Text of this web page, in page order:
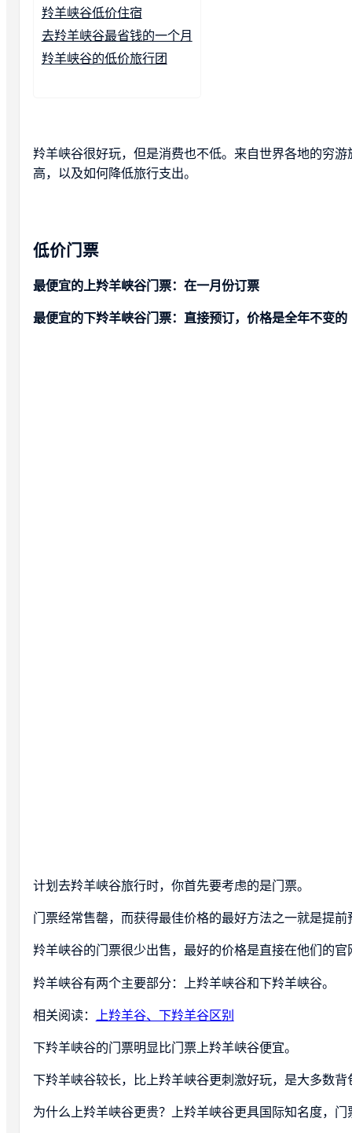
羚羊峡谷低价住宿
去羚羊峡谷最省钱的一个月
羚羊峡谷的低价旅行团
羚羊峡谷很好玩，但是消费也不低。来自世界各地的穷
高，以及如何降低旅行支出。
低价门票
最便宜的上羚羊峡谷门票：在一月份订票
最便宜的下羚羊峡谷门票：直接预订，价格是全年不变的
计划去羚羊峡谷旅行时，你首先要考虑的是门票。
门票经常售罄，而获得最佳价格的最好方法之一就是提
羚羊峡谷的门票很少出售，最好的价格是直接在他们的官
羚羊峡谷有两个主要部分：上羚羊峡谷和下羚羊峡谷。
相关阅读： 上羚羊谷、下羚羊谷区别
下羚羊峡谷的门票明显比门票上羚羊峡谷便宜。
下羚羊峡谷较长，比上羚羊峡谷更刺激好玩，是大多数
为什么上羚羊峡谷更贵？上羚羊峡谷更具国际知名度，门